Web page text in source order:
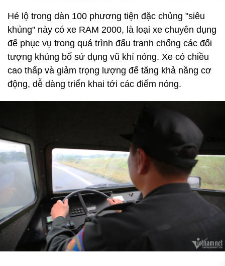
Hé lộ trong dàn 100 phương tiện đặc chủng "siêu
khủng" này có xe RAM 2000, là loại xe chuyên dụng
để phục vụ trong quá trình đấu tranh chống các đối
tượng khủng bố sử dụng vũ khí nóng. Xe có chiều
cao thấp và giảm trọng lượng để tăng khả năng cơ
động, dễ dàng triển khai tới các điểm nóng.